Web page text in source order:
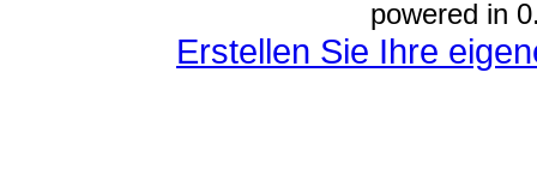
powered in
Erstellen Sie Ihre